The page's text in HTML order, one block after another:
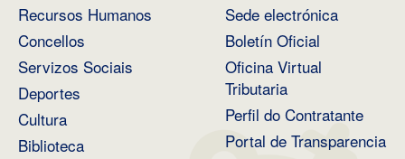
Recursos Humanos
Concellos
Servizos Sociais
Deportes
Cultura
Biblioteca
Sede electrónica
Boletín Oficial
Oficina Virtual
Tributaria
Perfil do Contratante
Portal de Transparencia